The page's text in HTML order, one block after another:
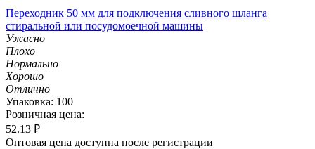
Переходник 50 мм для подключения сливного шланга
стиральной или посудомоечной машины
Ужасно
Плохо
Нормально
Хорошо
Отлично
Упаковка: 100
Розничная цена:
52.13 ₽
Оптовая цена доступна после регистрации